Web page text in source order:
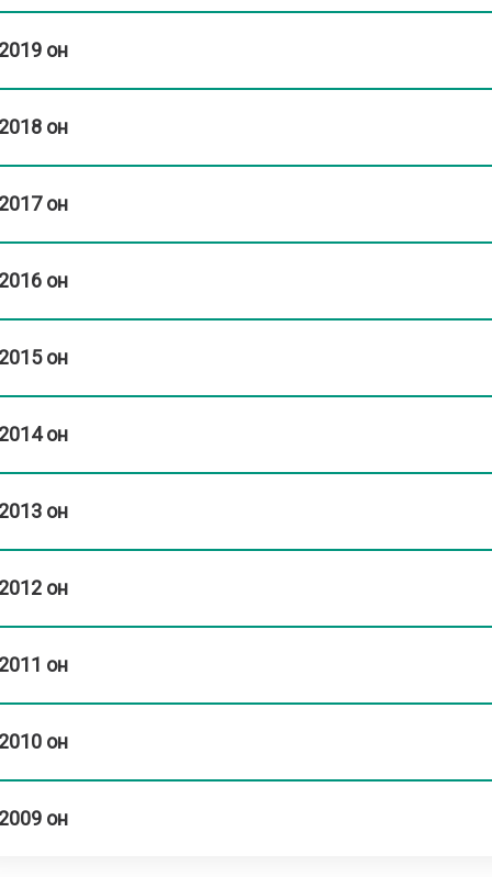
он
он
он
он
он
он
он
он
он
он
он